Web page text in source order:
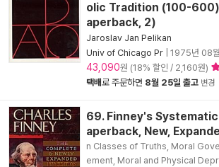
olic Tradition (100-600)
aperback, 2)
Jaroslav Jan Pelikan
Univ of Chicago Pr
1975년 08월
43,090원 (18% 할인 / 2,160원)
택배로 주문하면 8월 25일 출고 변경
69. Finney's
aperback, New,
n Classes of Truths, Moral
ement, Moral and Physical